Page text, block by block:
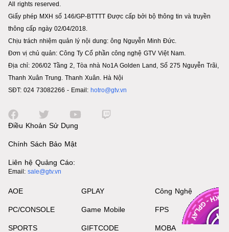
All rights reserved.
Giấy phép MXH số 146/GP-BTTTT Được cấp bởi bộ thông tin và truyền
thông cấp ngày 02/04/2018.
Chịu trách nhiệm quản lý nội dung: ông Nguyễn Minh Đức.
Đơn vị chủ quản: Công Ty Cổ phần công nghệ GTV Việt Nam.
Địa chỉ: 206/02 Tầng 2, Tòa nhà No1A Golden Land, Số 275 Nguyễn Trãi,
Thanh Xuân Trung. Thanh Xuân. Hà Nội
SĐT: 024 73082266 - Email: hotro@gtv.vn
Điều Khoản Sử Dụng
Chính Sách Bảo Mật
Liên hệ Quảng Cáo:
Email: sale@gtv.vn
AOE
PC/CONSOLE
SPORTS
GPLAY
Game Mobile
GIFTCODE
Công Nghệ
FPS
MOBA